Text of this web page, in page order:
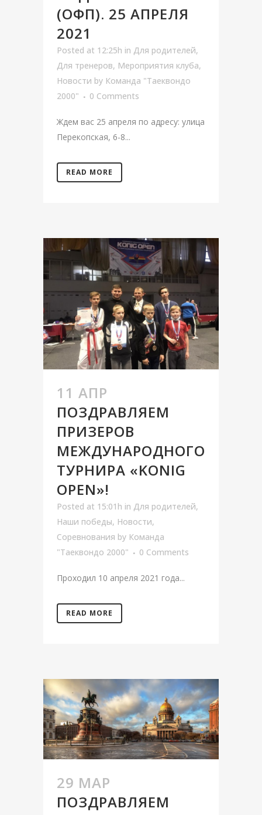
(ОФП). 25 АПРЕЛЯ
2021
Posted at 12:25h in Для родителей,
Для тренеров, Мероприятия клуба,
Новости by Команда "Таеквондо
2000"
0 Comments
Ждем вас 25 апреля по адресу: улица
Перекопская, 6-8...
READ MORE
11 АПР
ПОЗДРАВЛЯЕМ
ПРИЗЕРОВ
МЕЖДУНАРОДНОГО
ТУРНИРА «KONIG
OPEN»!
Posted at 15:01h in Для родителей,
Наши победы, Новости,
Соревнования by Команда
"Таеквондо 2000"
0 Comments
Проходил 10 апреля 2021 года...
READ MORE
29 МАР
ПОЗДРАВЛЯЕМ